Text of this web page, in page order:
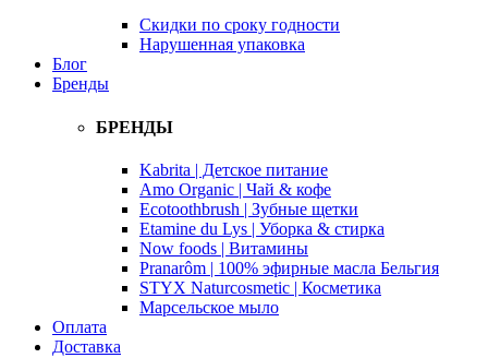
Скидки по сроку годности
Нарушенная упаковка
Блог
Бренды
БРЕНДЫ
Kabrita | Детское питание
Amo Organic | Чай & кофе
Ecotoothbrush | Зубные щетки
Etamine du Lys | Уборка & стирка
Now foods | Витамины
Pranarôm | 100% эфирные масла Бельгия
STYX Naturcosmetic | Косметика
Марсельское мыло
Оплата
Доставка